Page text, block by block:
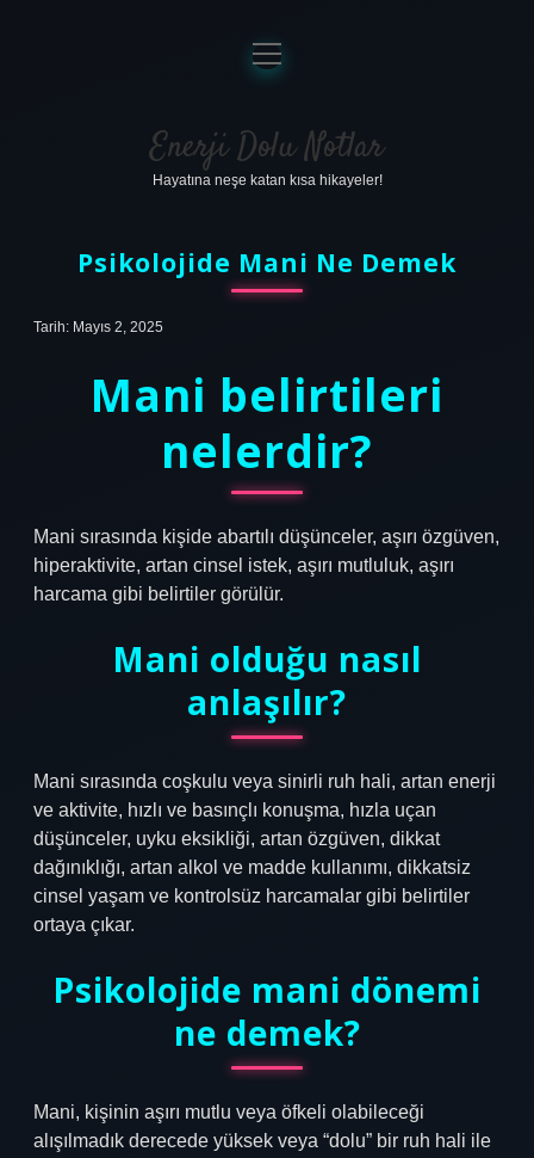
Anasayfa
Gizlilik Politikası
Yasal Uyarı
menüyü
aç
Enerji Dolu Notlar
Hayatına neşe katan kısa hikayeler!
Psikolojide Mani Ne Demek
Tarih: Mayıs 2, 2025
Mani belirtileri
nelerdir?
Mani sırasında kişide abartılı düşünceler, aşırı özgüven,
hiperaktivite, artan cinsel istek, aşırı mutluluk, aşırı
harcama gibi belirtiler görülür.
Mani olduğu nasıl
anlaşılır?
Mani sırasında coşkulu veya sinirli ruh hali, artan enerji
ve aktivite, hızlı ve basınçlı konuşma, hızla uçan
düşünceler, uyku eksikliği, artan özgüven, dikkat
dağınıklığı, artan alkol ve madde kullanımı, dikkatsiz
cinsel yaşam ve kontrolsüz harcamalar gibi belirtiler
ortaya çıkar.
Psikolojide mani dönemi
ne demek?
Mani, kişinin aşırı mutlu veya öfkeli olabileceği
alışılmadık derecede yüksek veya “dolu” bir ruh hali ile